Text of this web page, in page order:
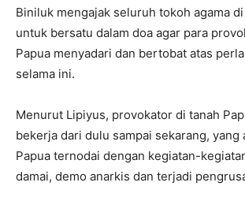
Biniluk mengajak seluruh tokoh agama
untuk bersatu dalam doa agar para
Papua menyadari dan bertobat atas
selama ini.
Menurut Lipiyus, provokator di tanah
bekerja dari dulu sampai sekarang, yang
Papua ternodai dengan kegiatan-
damai, demo anarkis dan terjadi